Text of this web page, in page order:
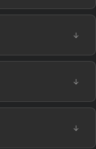
↓
↓
↓